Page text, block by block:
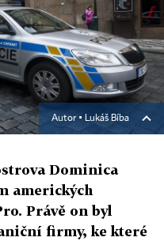
Autor ▪ Lukáš Bíba
Dominica
amerických
Právě on byl
firmy, ke které